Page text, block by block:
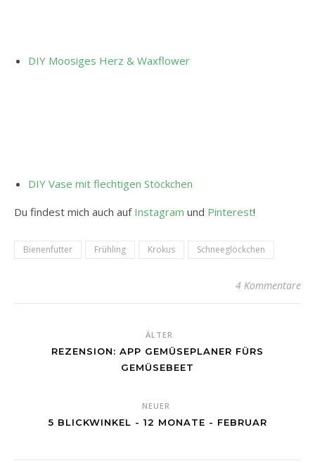
DIY Moosiges Herz & Waxflower
DIY Vase mit flechtigen Stöckchen
Du findest mich auch auf Instagram und Pinterest!
Bienenfutter Frühling Krokus Schneeglöckchen
4 Kommentare
ÄLTER
REZENSION: APP GEMÜSEPLANER FÜRS
GEMÜSEBEET
NEUER
5 BLICKWINKEL - 12 MONATE - FEBRUAR